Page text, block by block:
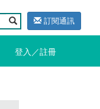
訂閱通訊
登入／註冊